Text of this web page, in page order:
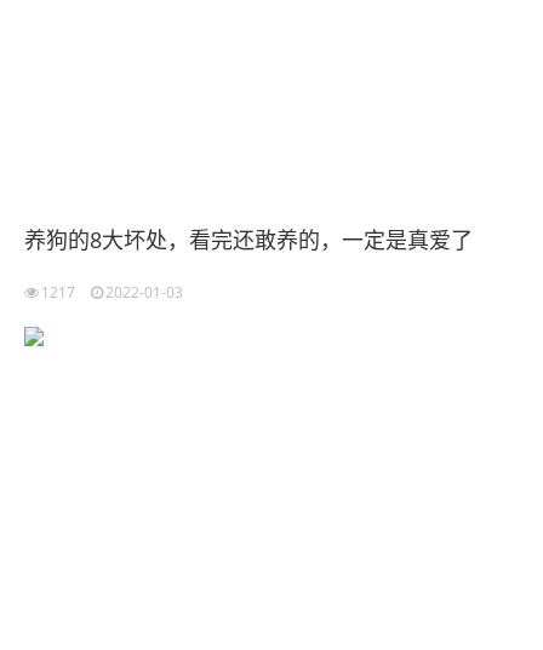
养狗的8大坏处，看完还敢养的，一定是真爱了
1217 2022-01-03